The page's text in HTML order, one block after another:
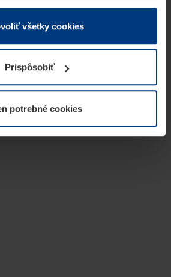
služieb.
môžeme cookies ukladať na Vašom
Pre všetky ostatné typy cookie
Vaše povolenie môžete
odvolať vo vysvetlení cookie
všetky cookies
Prispôsobiť
potrebné cookies